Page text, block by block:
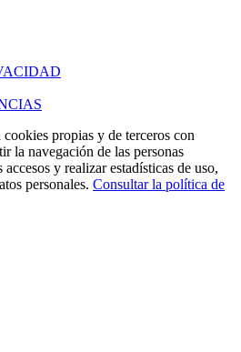
propias y de terceros con
la navegación de las personas
y realizar estadísticas de uso,
personales. Consultar la política de